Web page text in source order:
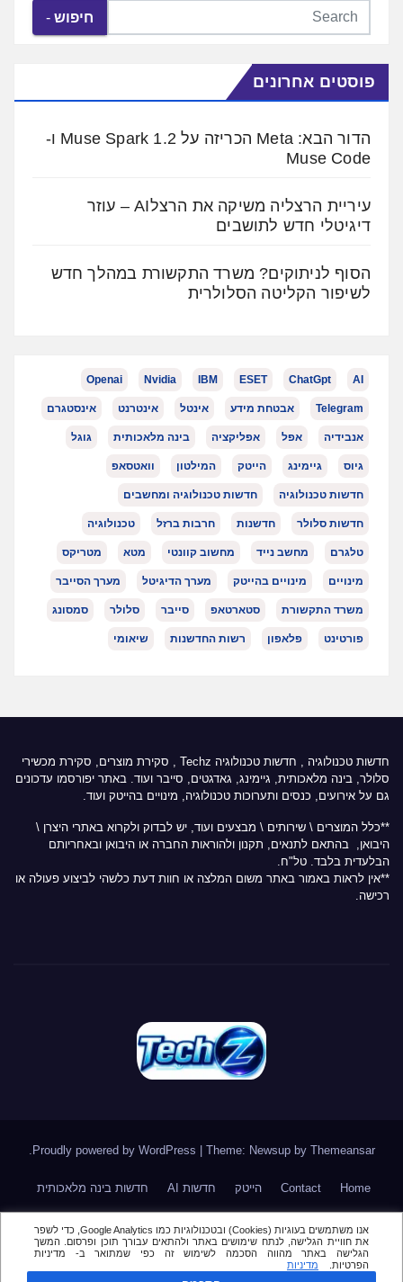
אנו משתמשים בעוגיות (Cookies) ובטכנולוגיות כמו Google Analytics, כדי לשפר
את חוויית הגלישה, לנתח שימושים באתר ולהתאים עבורך תוכן ופרסום. המשך
הגלישה באתר מהווה הסכמה לשימוש זה כפי שמתואר ב- מדיניות
הפרטיות.
מדיניות
חיפוש
פוסטים אחרונים
הדור הבא: Meta הכריזה על Muse Spark 1.2 ו-
Muse Code
עיריית הרצליה משיקה את הרצלAI – עוזר
דיגיטלי חדש לתושבים
הסוף לניתוקים? משרד התקשורת במהלך חדש
לשיפור הקליטה הסלולרית
AI
ChatGpt
ESET
IBM
Nvidia
Openai
Telegram אבטחת מידע אינטל אינטרנט אינסטגרם
אנבידיה אפל אפליקציה בינה מלאכותית גוגל
גיוס גיימינג הייטק המילטון וואטסאפ
חדשות טכנולוגיה חדשות טכנולוגיה ומחשבים
חדשות סלולר חדשנות חרבות ברזל טכנולוגיה
טלגרם מחשב נייד מחשוב קוונטי מטא מטריקס
מינויים מינויים בהייטק מערך הדיגיטל מערך הסייבר
משרד התקשורת סטארטאפ סייבר סלולר סמסונג
פורטינט פלאפון רשות החדשנות שיאומי
חדשות טכנולוגיה , חדשות טכנולוגיה Techz
, סקירת מוצרים, סקירת מכשירי
סלולר, בינה מלאכותית, גיימינג, גאדגטים, סייבר ועוד. באתר יפורסמו עדכונים
גם על אירועים, כנסים ותערוכות טכנולוגיה, מינויים בהייטק ועוד.
**כלל המוצרים \ שירותים \ מבצעים ועוד, יש לבדוק ולקרוא באתרי היצרן \
היבואן, בהתאם לתנאים, תקנון ולהוראות החברה או היבואן ובאחריותם
הבלעדית בלבד. טל"ח.
**אין לראות באמור באתר משום המלצה או חוות דעת כלשהי לביצוע פעולה או
רכישה.
Proudly powered by WordPress | Theme: Newsup by Themeansar
Home
Contact הייטק חדשות AI חדשות בינה מלאכותית
מור מינויים בהייטק סקירות